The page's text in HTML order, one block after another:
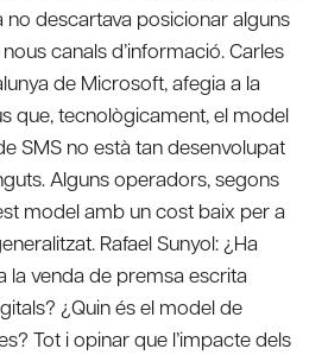
no descartava posicionar alguns
canals d’informació. Carles
de Microsoft, afegia a la
que, tecnològicament, el model
SMS no està tan desenvolupat
Alguns operadors, segons
model amb un cost baix per a
Rafael Sunyol: ¿Ha
la venda de premsa escrita
¿Quin és el model de
Tot i opinar que l’impacte dels